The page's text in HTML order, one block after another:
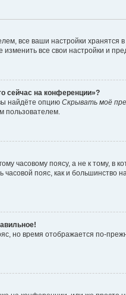
все ваши настройки
изменить все свои настройки и
сейчас на конференции»?
найдёте опцию Скрывать моё
пользователем.
часовому поясу, а не к тому, в
часовой пояс, как и
но время отображается по-